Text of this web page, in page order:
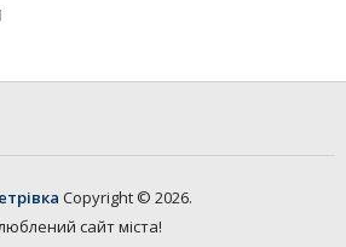
Copyright © 2026.
сайт міста!